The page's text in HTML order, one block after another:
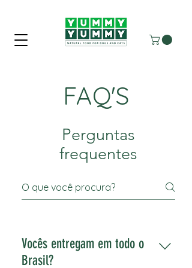
FAQ'S
Perguntas
frequentes
Vocês entregam em todo o
Brasil?